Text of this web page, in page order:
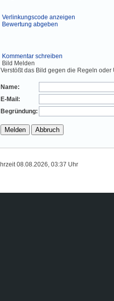
Verlinkungscode anzeigen
Bewertung abgeben
Kommentar schreiben
Bild Melden
Verstößt das Bild gegen die Regeln
Name:
E-Mail:
Begründung:
08.08.2026, 03:37 Uhr